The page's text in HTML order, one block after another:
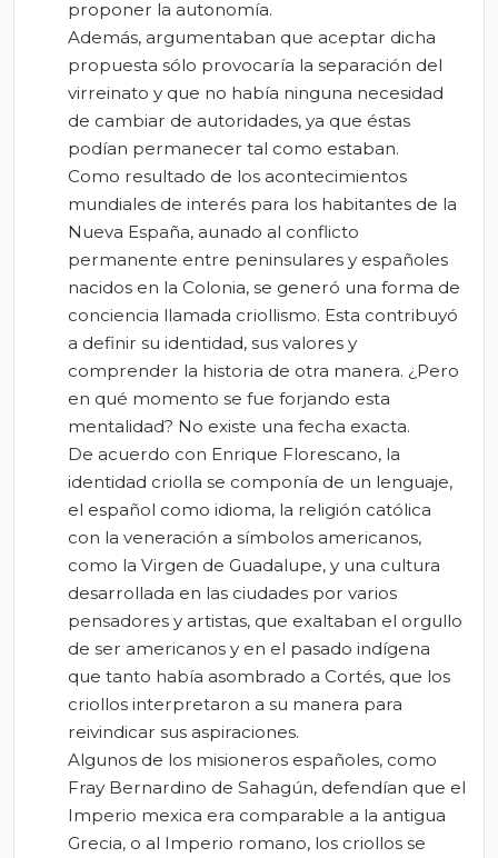
proponer la autonomía.
Además, argumentaban que aceptar dicha
propuesta sólo provocaría la separación del
virreinato y que no había ninguna necesidad
de cambiar de autoridades, ya que éstas
podían permanecer tal como estaban.
Como resultado de los acontecimientos
mundiales de interés para los habitantes de la
Nueva España, aunado al conflicto
permanente entre peninsulares y españoles
nacidos en la Colonia, se generó una forma de
conciencia llamada criollismo. Esta contribuyó
a definir su identidad, sus valores y
comprender la historia de otra manera. ¿Pero
en qué momento se fue forjando esta
mentalidad? No existe una fecha exacta.
De acuerdo con Enrique Florescano, la
identidad criolla se componía de un lenguaje,
el español como idioma, la religión católica
con la veneración a símbolos americanos,
como la Virgen de Guadalupe, y una cultura
desarrollada en las ciudades por varios
pensadores y artistas, que exaltaban el orgullo
de ser americanos y en el pasado indígena
que tanto había asombrado a Cortés, que los
criollos interpretaron a su manera para
reivindicar sus aspiraciones.
Algunos de los misioneros españoles, como
Fray Bernardino de Sahagún, defendían que el
Imperio mexica era comparable a la antigua
Grecia, o al Imperio romano, los criollos se